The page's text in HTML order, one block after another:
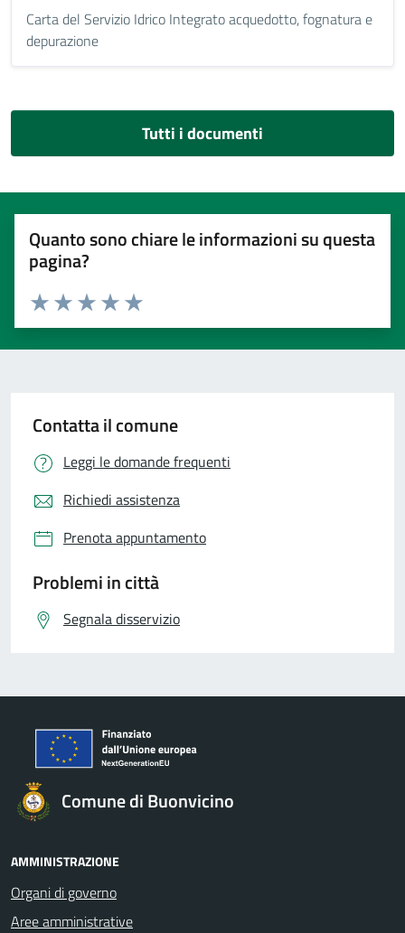
Carta del Servizio Idrico Integrato acquedotto, fognatura e
depurazione
Tutti i documenti
Quanto sono chiare le informazioni su questa
pagina?
Valuta 5 stelle su 5
Valuta 4 stelle su 5
Valuta 3 stelle su 5
Valuta 2 stelle su 5
Valuta 1 stelle su 5
Contatta il comune
Leggi le domande frequenti
Richiedi assistenza
Prenota appuntamento
Problemi in città
Segnala disservizio
Comune di Buonvicino
AMMINISTRAZIONE
Organi di governo
Aree amministrative